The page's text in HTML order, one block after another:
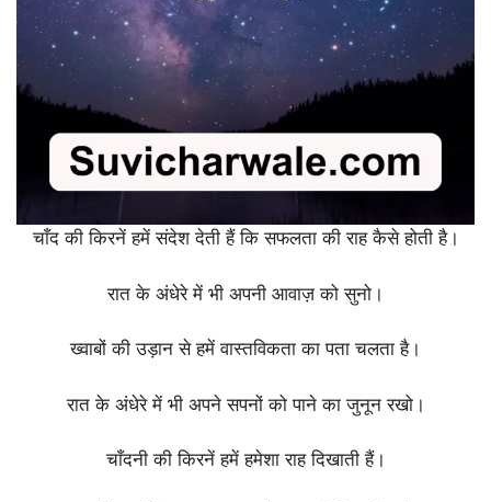
चाँद की किरनें हमें संदेश देती हैं कि सफलता की राह कैसे होती है।
रात के अंधेरे में भी अपनी आवाज़ को सुनो।
ख्वाबों की उड़ान से हमें वास्तविकता का पता चलता है।
रात के अंधेरे में भी अपने सपनों को पाने का जुनून रखो।
चाँदनी की किरनें हमें हमेशा राह दिखाती हैं।